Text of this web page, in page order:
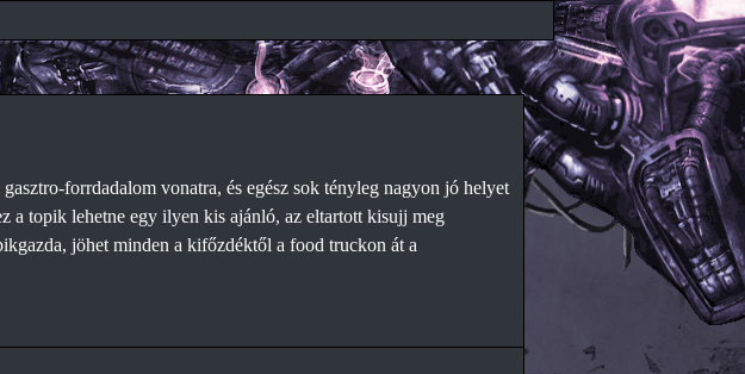
forrdadalom vonatra, és egész sok tényleg nagyon jó helyet
a topik lehetne egy ilyen kis ajánló, az eltartott kisujj meg
jöhet minden a kifőzdéktől a food truckon át a